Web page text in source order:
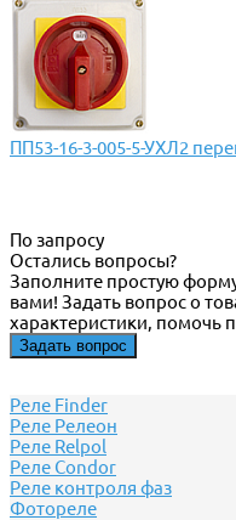
ПП53-16-3-005-5-УХЛ2
По запросу
Остались вопросы?
Заполните простую
вами! Задать вопрос о
характеристики, помочь
Задать вопрос
Реле Finder
Реле Релеон
Реле Relpol
Реле Сondor
Реле контроля фаз
Фотореле